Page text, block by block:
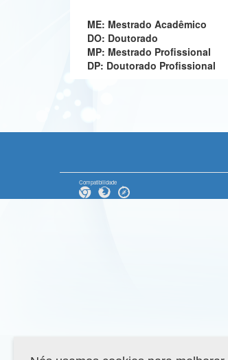
ME: Mestrado Acadêmico
DO: Doutorado
MP: Mestrado Profissional
DP: Doutorado Profissional
Compatibilidade